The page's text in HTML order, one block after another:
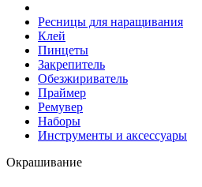
Ресницы для наращивания
Клей
Пинцеты
Закрепитель
Обезжириватель
Праймер
Ремувер
Наборы
Инструменты и аксессуары
Окрашивание